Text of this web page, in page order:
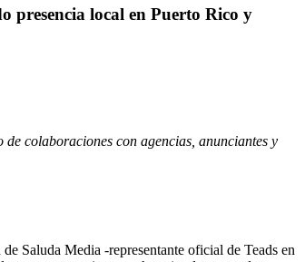
presencia local en Puerto Rico y
colaboraciones con agencias, anunciantes y
Saluda Media -representante oficial de Teads en